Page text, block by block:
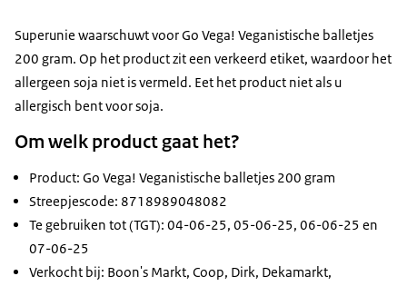
Superunie waarschuwt voor Go Vega! Veganistische balletjes
200 gram. Op het product zit een verkeerd etiket, waardoor het
allergeen soja niet is vermeld. Eet het product niet als u
allergisch bent voor soja.
Om welk product gaat het?
Product: Go Vega! Veganistische balletjes 200 gram
Streepjescode: 8718989048082
Te gebruiken tot (TGT): 04-06-25, 05-06-25, 06-06-25 en
07-06-25
Verkocht bij: Boon's Markt, Coop, Dirk, Dekamarkt,